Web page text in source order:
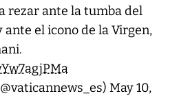
rezar ante la tumba del
ante el icono de la Virgen,
May 10,